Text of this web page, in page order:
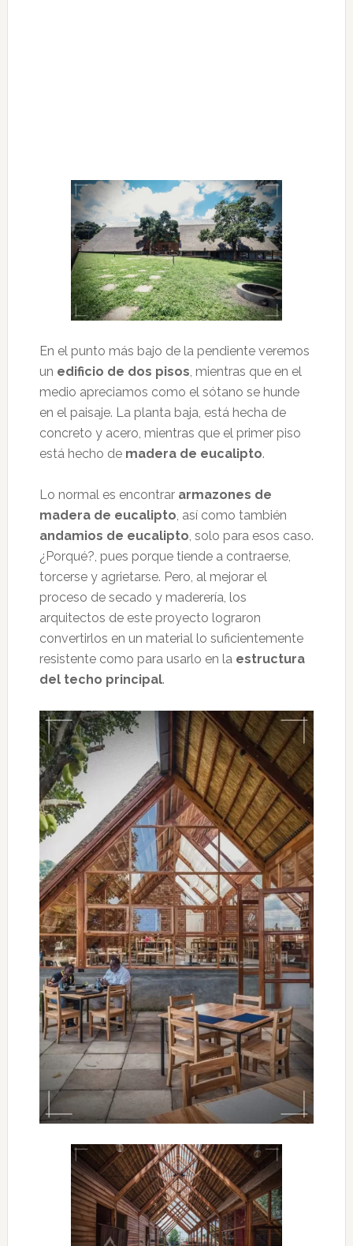
En el punto más bajo de la pendiente veremos
un edificio de dos pisos, mientras que en el
medio apreciamos como el sótano se hunde
en el paisaje. La planta baja, está hecha de
concreto y acero, mientras que el primer piso
está hecho de madera de eucalipto.
Lo normal es encontrar armazones de
madera de eucalipto, así como también
andamios de eucalipto, solo para esos caso.
¿Porqué?, pues porque tiende a contraerse,
torcerse y agrietarse. Pero, al mejorar el
proceso de secado y maderería, los
arquitectos de este proyecto lograron
convertirlos en un material lo suficientemente
resistente como para usarlo en la estructura
del techo principal.